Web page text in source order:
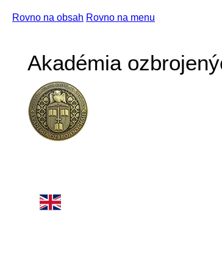
Rovno na obsah Rovno na menu
Akadémia